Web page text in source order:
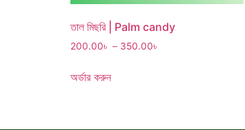
তাল মিছরি | Palm candy
200.00৳ – 350.00৳
অর্ডার করুন